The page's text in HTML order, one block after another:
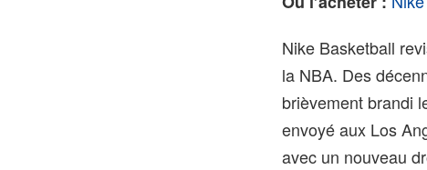
Nike Basketball
la NBA. Des
brièvement brandi
envoyé aux Los
avec un nouveau